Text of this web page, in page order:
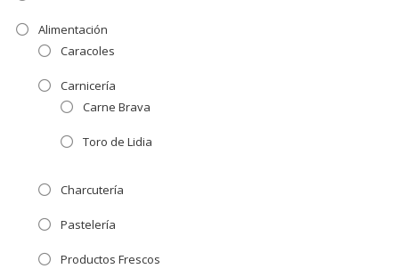
Alimentación
Caracoles
Carnicería
Carne Brava
Toro de Lidia
Charcutería
Pastelería
Productos Frescos